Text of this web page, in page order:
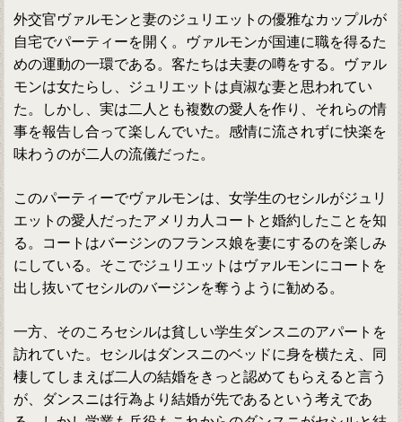
外交官ヴァルモンと妻のジュリエットの優雅なカップルが
自宅でパーティーを開く。ヴァルモンが国連に職を得るた
めの運動の一環である。客たちは夫妻の噂をする。ヴァル
モンは女たらし、ジュリエットは貞淑な妻と思われてい
た。しかし、実は二人とも複数の愛人を作り、それらの情
事を報告し合って楽しんでいた。感情に流されずに快楽を
味わうのが二人の流儀だった。
このパーティーでヴァルモンは、女学生のセシルがジュリ
エットの愛人だったアメリカ人コートと婚約したことを知
る。コートはバージンのフランス娘を妻にするのを楽しみ
にしている。そこでジュリエットはヴァルモンにコートを
出し抜いてセシルのバージンを奪うように勧める。
一方、そのころセシルは貧しい学生ダンスニのアパートを
訪れていた。セシルはダンスニのベッドに身を横たえ、同
棲してしまえば二人の結婚をきっと認めてもらえると言う
が、ダンスニは行為より結婚が先であるという考えであ